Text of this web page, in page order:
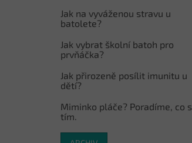
Jak na vyváženou stravu u
batolete?
Jak vybrat školní batoh pro
prvňáčka?
Jak přirozeně posílit imunitu u
dětí?
Miminko pláče? Poradíme, co s
tím.